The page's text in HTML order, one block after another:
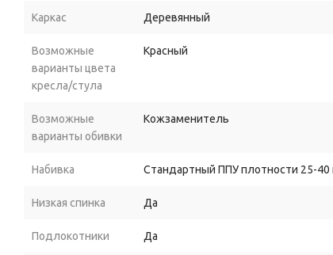
Каркас Деревянный
Возможные
варианты цвета
кресла/стула
Красный
Возможные
варианты обивки
Кожзаменитель
Набивка Стандартный ППУ плотности 25-40
Низкая спинка Да
Подлокотники Да